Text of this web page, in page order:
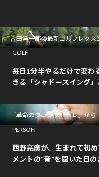
吉田洋一郎の最新ゴルフレッス
GOLF
毎日1分半やるだけで変わ
きる「シャドースイング
『革命のファンファーレ』から
PERSON
西野亮廣が、生まれて初
メントの“音”を聞いた日の